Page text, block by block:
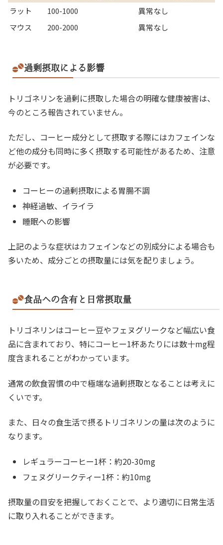
ラット 100-1000
異常なし
マウス
200-2000 異常なし
過剰摂取による影響
トリゴネリンを過剰に摂取した場合の明確な健康被害は、
今のところ報告されていません。
ただし、コーヒー成分として摂取する際にはカフェインな
ど他の成分も同時に多く摂取する可能性があるため、注意
が必要です。
コーヒーの過剰摂取による胃腸不調
神経過敏、イライラ
睡眠への影響
上記のような症状はカフェインなどの別成分による場合も
多いため、成分ごとの摂取量には気を配りましょう。
食品への含有と日常摂取量
トリゴネリンはコーヒー豆やフェヌグリークなど幅広い食
品に含まれており、特にコーヒー1杯あたりには数十mg程
度含まれることがわかっています。
通常の飲食習慣の中で極端な過剰摂取となることは考えに
くいです。
また、日々の食生活で摂るトリゴネリンの量は次のように
なります。
レギュラーコーヒー1杯：約20-30mg
フェヌグリークティー1杯：約10mg
摂取量の目安を把握しておくことで、より適切に日常生活
に取り入れることができます。